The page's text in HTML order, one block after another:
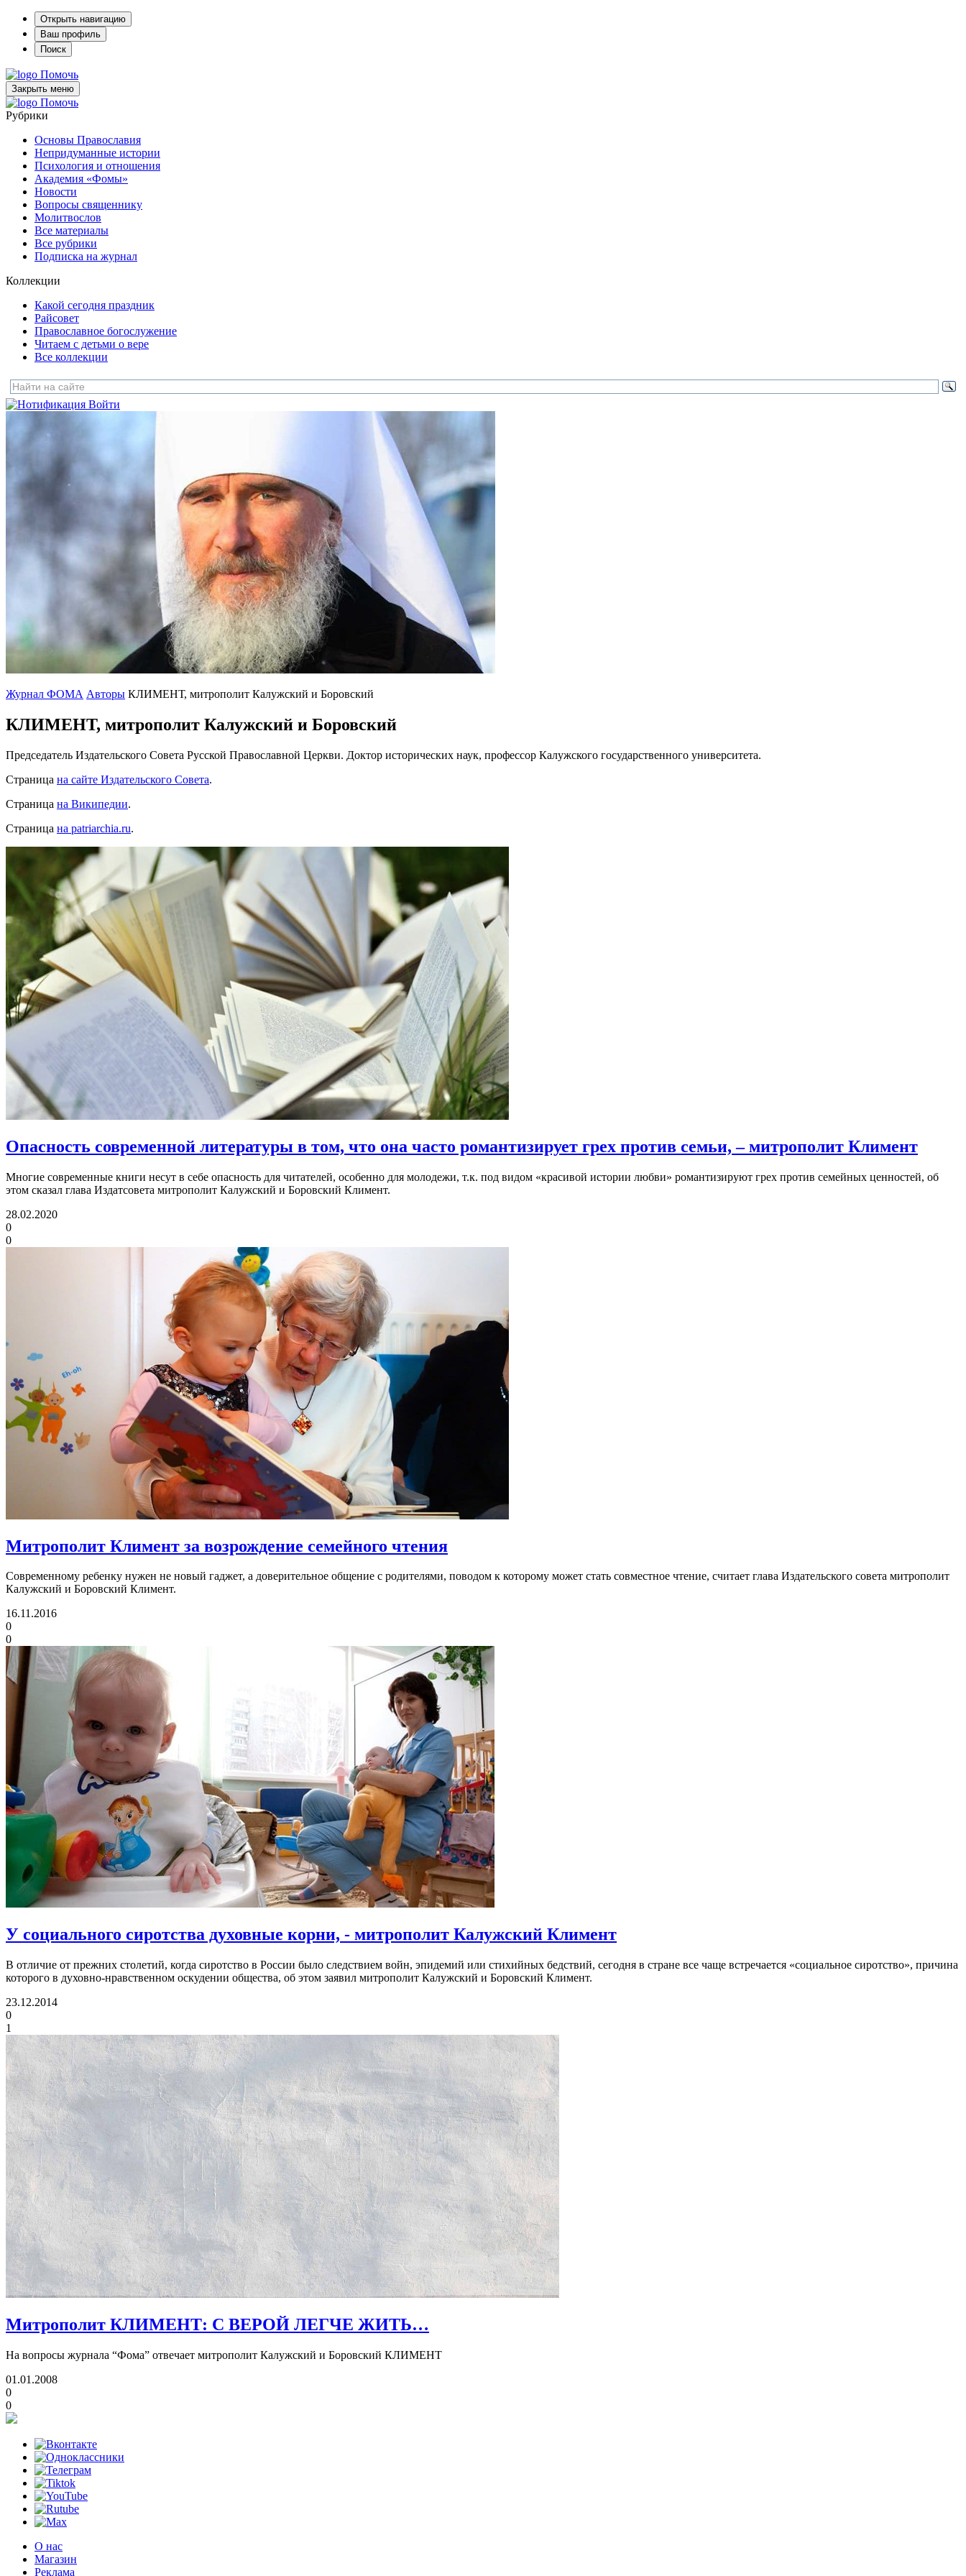
Открыть навигацию
Ваш профиль
Поиск
Помочь
Закрыть меню
Помочь
Рубрики
Основы Православия
Непридуманные истории
Психология и отношения
Академия «Фомы»
Новости
Вопросы священнику
Молитвослов
Все материалы
Все рубрики
Подписка на журнал
Коллекции
Какой сегодня праздник
Райсовет
Православное богослужение
Читаем с детьми о вере
Все коллекции
Войти
Журнал ФОМА Авторы КЛИМЕНТ, митрополит Калужский и Боровский
КЛИМЕНТ, митрополит Калужский и Боровский
Председатель Издательского Совета Русской Православной Церкви. Доктор исторических наук, профессор Калужского государственного университета.
Страница на сайте Издательского Совета.
Страница на Википедии.
Страница на patriarchia.ru.
Опасность современной литературы в том, что она часто романтизирует грех против семьи, – митрополит Климент
Многие современные книги несут в себе опасность для читателей, особенно для молодежи, т.к. под видом «красивой истории любви» романтизируют грех против семейных ценностей, об
этом сказал глава Издатсовета митрополит Калужский и Боровский Климент.
28.02.2020
0
0
Митрополит Климент за возрождение семейного чтения
Современному ребенку нужен не новый гаджет, а доверительное общение с родителями, поводом к которому может стать совместное чтение, считает глава Издательского совета митрополит
Калужский и Боровский Климент.
16.11.2016
0
0
У социального сиротства духовные корни, - митрополит Калужский Климент
В отличие от прежних столетий, когда сиротство в России было следствием войн, эпидемий или стихийных бедствий, сегодня в стране все чаще встречается «социальное сиротство», причина
которого в духовно-нравственном оскудении общества, об этом заявил митрополит Калужский и Боровский Климент.
23.12.2014
0
1
Митрополит КЛИМЕНТ: С ВЕРОЙ ЛЕГЧЕ ЖИТЬ…
На вопросы журнала “Фома” отвечает митрополит Калужский и Боровский КЛИМЕНТ
01.01.2008
0
0
О нас
Магазин
Реклама